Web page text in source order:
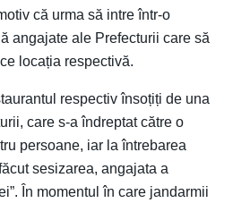
că urma să intre într-o
angajate ale Prefecturii care să
locația respectivă.
respectiv însoțiți de una
care s-a îndreptat către o
persoane, iar la întrebarea
sesizarea, angajata a
În momentul în care jandarmii